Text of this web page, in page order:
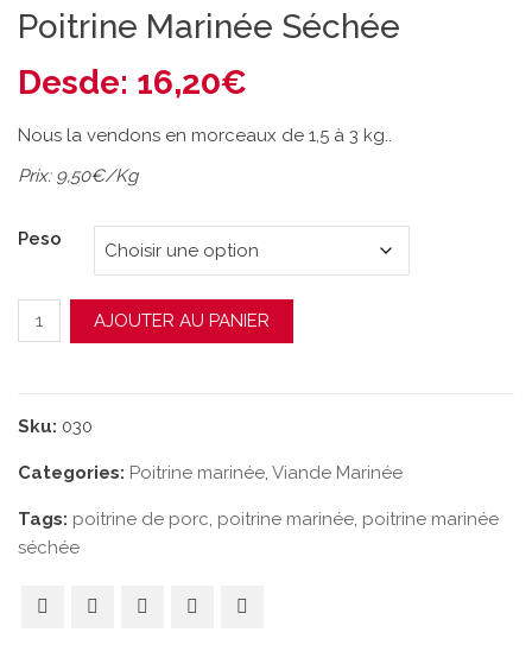
Poitrine Marinée Séchée
Desde: 16,20€
Nous la vendons en morceaux de 1,5 à 3 kg..
Prix: 9,50€/Kg
Peso
quantité de Poitrine Marinée Séchée
AJOUTER AU PANIER
Sku: 030
Categories: Poitrine marinée, Viande Marinée
Tags: poitrine de porc, poitrine marinée, poitrine marinée
séchée